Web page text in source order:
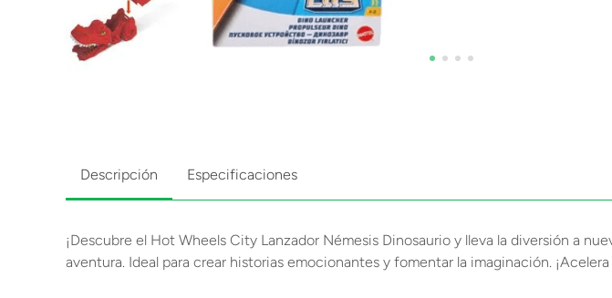
Descripción Especificaciones
¡Descubre el Hot Wheels City Lanzador Némesis Dinosaurio y lleva la diversión a
aventura. Ideal para crear historias emocionantes y fomentar la imaginación.